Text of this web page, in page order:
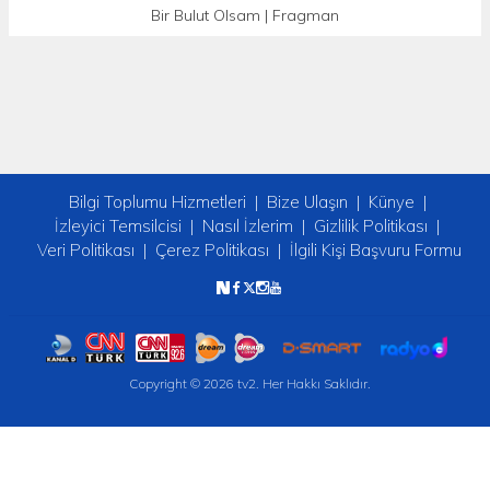
Bir Bulut Olsam | Fragman
Bilgi Toplumu Hizmetleri Bize Ulaşın
Künye
İzleyici Temsilcisi
Nasıl İzlerim
Gizlilik Politikası
Veri Politikası
Çerez Politikası İlgili Kişi Başvuru Formu
Copyright © 2026 tv2. Her Hakkı Saklıdır.